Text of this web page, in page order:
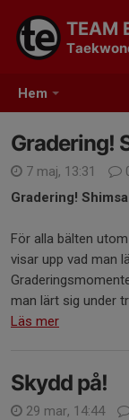
Hem
TEAM
Gradering!
7 maj, 13:31
Gradering!
För alla bälten
visar upp vad man
man lärt sig under
Läs mer
Skydd på!
29 mar, 14:44